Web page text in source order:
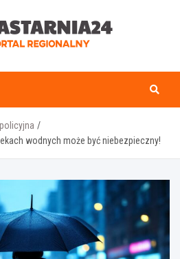
wodnych może być niebezpieczny!